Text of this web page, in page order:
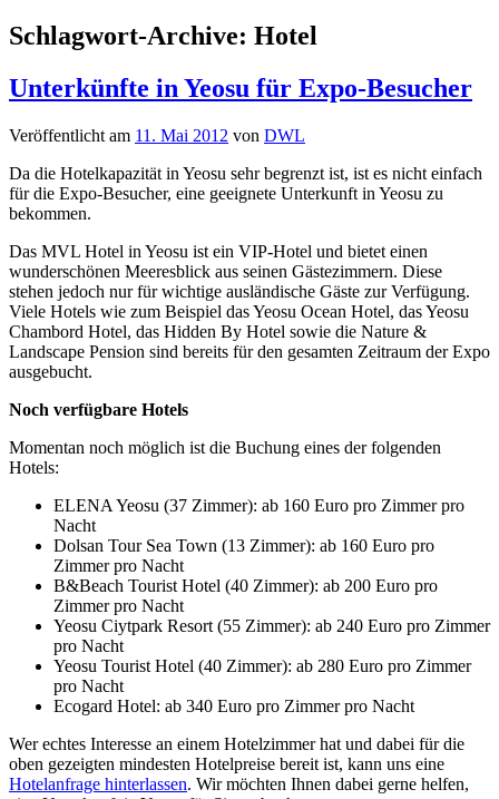
Schlagwort-Archive: Hotel
Unterkünfte in Yeosu für Expo-Besucher
Veröffentlicht am 11. Mai 2012 von DWL
Da die Hotelkapazität in Yeosu sehr begrenzt ist, ist es nicht einfach
für die Expo-Besucher, eine geeignete Unterkunft in Yeosu zu
bekommen.
Das MVL Hotel in Yeosu ist ein VIP-Hotel und bietet einen
wunderschönen Meeresblick aus seinen Gästezimmern. Diese
stehen jedoch nur für wichtige ausländische Gäste zur Verfügung.
Viele Hotels wie zum Beispiel das Yeosu Ocean Hotel, das Yeosu
Chambord Hotel, das Hidden By Hotel sowie die Nature &
Landscape Pension sind bereits für den gesamten Zeitraum der Expo
ausgebucht.
Noch verfügbare Hotels
Momentan noch möglich ist die Buchung eines der folgenden
Hotels:
ELENA Yeosu (37 Zimmer): ab 160 Euro pro Zimmer pro
Nacht
Dolsan Tour Sea Town (13 Zimmer): ab 160 Euro pro
Zimmer pro Nacht
B&Beach Tourist Hotel (40 Zimmer): ab 200 Euro pro
Zimmer pro Nacht
Yeosu Ciytpark Resort (55 Zimmer): ab 240 Euro pro Zimmer
pro Nacht
Yeosu Tourist Hotel (40 Zimmer): ab 280 Euro pro Zimmer
pro Nacht
Ecogard Hotel: ab 340 Euro pro Zimmer pro Nacht
Wer echtes Interesse an einem Hotelzimmer hat und dabei für die
oben gezeigten mindesten Hotelpreise bereit ist, kann uns eine
Hotelanfrage hinterlassen. Wir möchten Ihnen dabei gerne helfen,